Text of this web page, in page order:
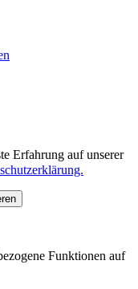
Erfahrung auf unserer
Funktionen auf